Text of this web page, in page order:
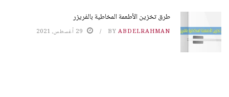
طرق تخزين الأطعمة المخاطية بالفريزر
BY ABDELRAHMAN 29 أغسطس، 2021